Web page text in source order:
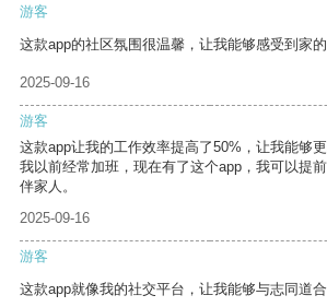
游客
这款app的社区氛围很温馨，让我能够感受到家的
2025-09-16
游客
这款app让我的工作效率提高了50%，让我能够
我以前经常加班，现在有了这个app，我可以提
伴家人。
2025-09-16
游客
这款app就像我的社交平台，让我能够与志同道合